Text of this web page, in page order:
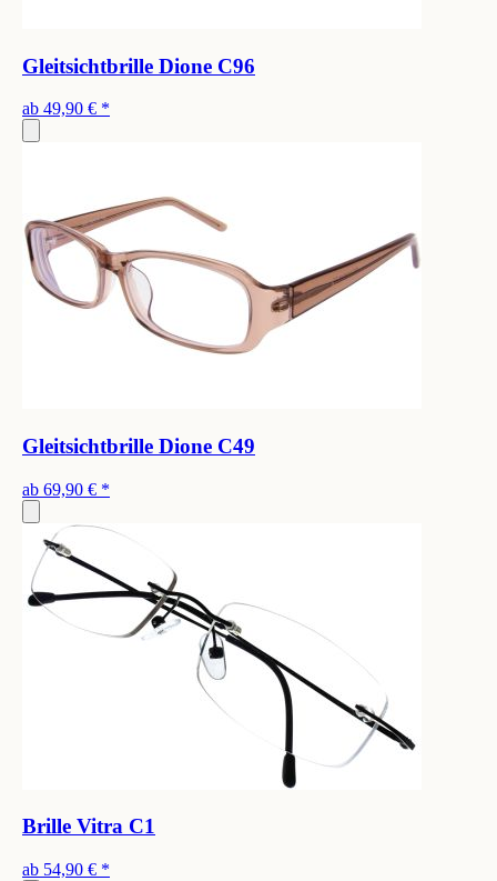
Gleitsichtbrille Dione C96
ab 49,90 € *
Gleitsichtbrille Dione C49
ab 69,90 € *
Brille Vitra C1
ab 54,90 € *